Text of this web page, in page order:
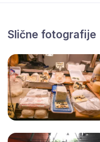
Slične fotografije